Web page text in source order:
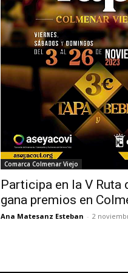
Comarca Colmenar Viejo
Participa en la V Ruta
gana premios en
Ana Matesanz Esteban - 2